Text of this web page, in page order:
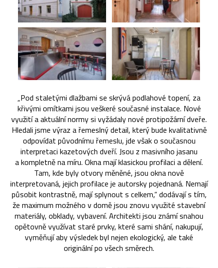
„Pod staletými dlažbami se skrývá podlahové topení, za
křivými omítkami jsou veškeré současné instalace. Nové
využití a aktuální normy si vyžádaly nové protipožární dveře.
Hledali jsme výraz a řemeslný detail, který bude kvalitativně
odpovídat původnímu řemeslu, jde však o současnou
interpretaci kazetových dveří. Jsou z masivního jasanu
a kompletně na míru. Okna mají klasickou profilaci a dělení.
Tam, kde byly otvory měněné, jsou okna nově
interpretovaná, jejich profilace je autorsky pojednaná. Nemají
působit kontrastně, mají splynout s celkem,“ dodávají s tím,
že maximum možného v domě jsou znovu využité stavební
materiály, obklady, vybavení. Architekti jsou známí snahou
opětovně využívat staré prvky, které sami shání, nakupují,
vyměňují aby výsledek byl nejen ekologický, ale také
originální po všech směrech.